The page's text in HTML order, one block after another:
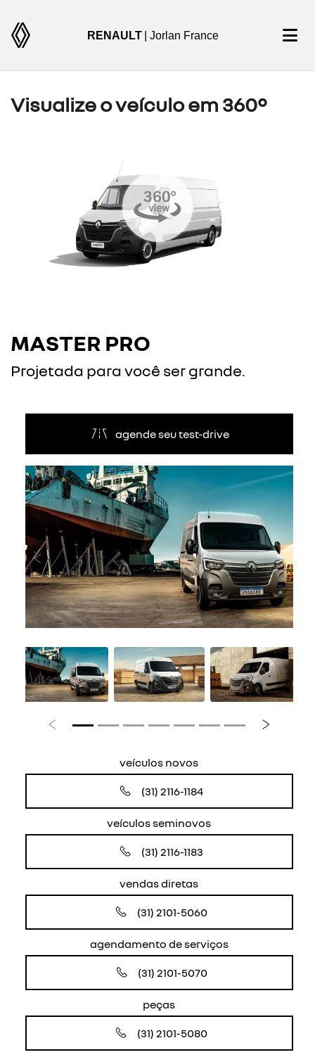
RENAULT | Jorlan France
Visualize o veículo em 360°
MASTER PRO
Projetada para você ser grande.
agende seu test-drive
Anterior
Anterior Próximo
veículos novos
(31) 2116-1184
veículos seminovos
(31) 2116-1183
vendas diretas
(31) 2101-5060
agendamento de serviços
(31) 2101-5070
peças
(31) 2101-5080